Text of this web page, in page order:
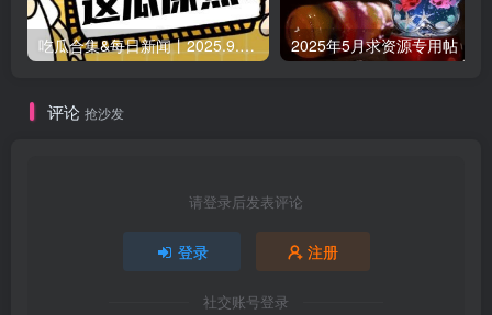
吃瓜合集&每日新闻丨2025.9.5 日更新（作者失业期间随缘更新） 2025年5月求资源专用帖
评论 抢沙发
请登录后发表评论
登录 注册
社交账号登录